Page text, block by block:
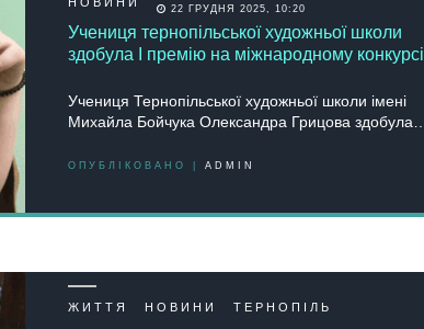
22 ГРУДНЯ 2025, 10:20
Учениця тернопільської художньої школи
здобула І премію на міжнародному конкурсі
Учениця Тернопільської художньої школи імені
Михайла Бойчука Олександра Грицова здобула…
ОПУБЛІКОВАНО | ADMIN
ЖИТТЯ НОВИНИ ТЕРНОПІЛЬ